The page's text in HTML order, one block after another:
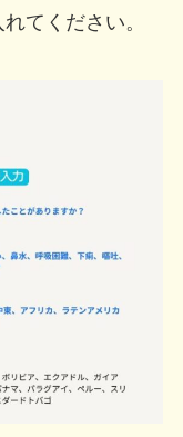
てください。